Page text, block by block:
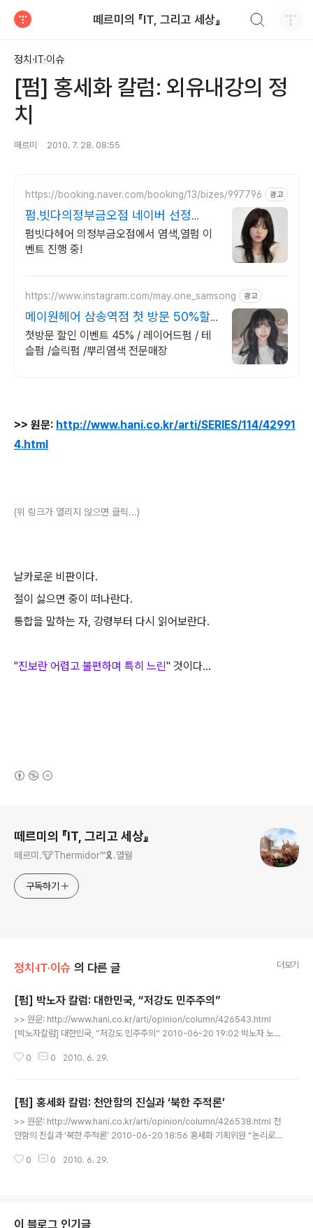
떼르미의 『IT, 그리고 세상』
정치·IT·이슈
[펌] 홍세화 칼럼: 외유내강의 정
치
떼르미 2010. 7. 28. 08:55
https://booking.naver.com/booking/13/bizes/997796 광고
펌.빗다의정부금오점 네이버 선정
TOP 미용실
펌빗다헤어 의정부금오점에서 염색,열펌 이
벤트 진행 중!
https://www.instagram.com/may.one_samsong 광고
메이원헤어 삼송역점 첫 방문 50%할
인
첫방문 할인 이벤트 45% / 레이어드펌 / 테
슬펌 /슬릭펌 /뿌리염색 전문매장
>> 원문: http://www.hani.co.kr/arti/SERIES/114/42991
4.html
(위 링크가 열리지 않으면 클릭...)
날카로운 비판이다.
절이 싫으면 중이 떠나란다.
통합을 말하는 자, 강령부터 다시 읽어보란다.
"진보란 어렵고 불편하며 특히 느린" 것이다...
떼르미의 『IT, 그리고 세상』
떼르미.🐮Thermidor™🎗️.열월
구독하기
정치·IT·이슈 의 다른 글 더보기
[펌] 박노자 칼럼: 대한민국, “저강도 민주주의”
>> 원문: http://www.hani.co.kr/arti/opinion/column/426543.html
[박노자칼럼] 대한민국, “저강도 민주주의” 2010-06-20 19:02 박노자 노르
문했을 때 그를 동행한 일이 있다. 노르웨이 정치인을 만난 자리에서 그가 받은
국내 정치인의 답은 대단히 현명했다: “한국은, 보다 많은 민주주의를 향해 발전
되고 있는 중이다.” 이는 왜 현명한 답이었는가? 진보 정치인이 국내외에서 합
법적 활동을 한다는 것은 제도적 민주주의의 존재를 의미..
0 0 2010. 6. 29.
[펌] 홍세화 칼럼: 천안함의 진실과 ‘북한 주적론’
>> 원문: http://www.hani.co.kr/arti/opinion/column/426538.html 천
안함의 진실과 ‘북한 주적론’ 2010-06-20 18:56 홍세화 기획위원 “논리로
긴 반어법 수사다. 유엔 안전보장이사회 이사국에 ‘천안함 이슈리포트’를 보낸
마땅하다. 그러나 그는 참여연대가 서한에서 지적한 조사결과의 8가지 의문점
0 0 2010. 6. 29.
이 블로그 인기글